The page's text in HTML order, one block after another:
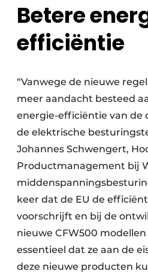
Betere
efficiëntie
“Vanwege de nieuwe
meer aandacht besteed
energie-efficiëntie van de
de elektrische
Johannes Schwengert,
Productmanagement bij
keer dat de EU de
voorschrijft en bij de
nieuwe CFW500
essentieel dat ze aan de
deze nieuwe producten